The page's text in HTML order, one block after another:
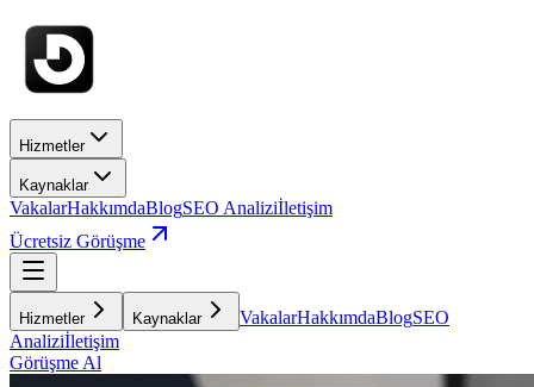
Hizmetler
Kaynaklar
VakalarHakkımdaBlogSEO Analiziİletişim
Ücretsiz Görüşme
Hizmetler Kaynaklar VakalarHakkımdaBlogSEO
Analiziİletişim
Görüşme Al